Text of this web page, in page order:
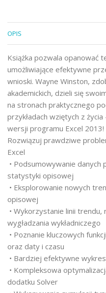
OPIS
Książka pozwala opanować
umożliwiające efektywne
wnioski. Wayne Winston,
akademickich, dzieli się
na stronach praktycznego
przykładach wziętych z
wersji programu Excel 2013!
Rozwiązuj prawdziwe
Excel
• Podsumowywanie
statystyki opisowej
• Eksplorowanie nowych
opisowej
• Wykorzystanie linii
wygładzania wykładniczego
• Poznanie kluczowych
oraz daty i czasu
• Bardziej efektywne
• Kompleksowa
dodatku Solver